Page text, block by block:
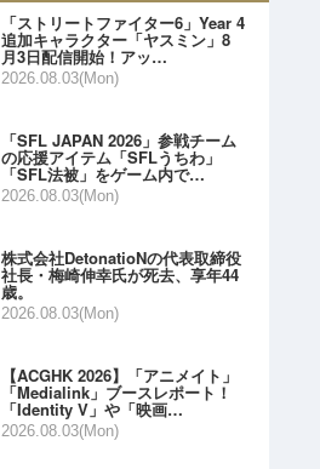
「ストリートファイター6」Year 4
追加キャラクター「ヤスミン」8
月3日配信開始！アッ…
2026.08.03(Mon)
「SFL JAPAN 2026」参戦チーム
の応援アイテム「SFLうちわ」
「SFL法被」をゲーム内で…
2026.08.03(Mon)
株式会社DetonatioNの代表取締役
社長・梅崎伸幸氏が死去、享年44
歳。
2026.08.03(Mon)
【ACGHK 2026】「アニメイト」
「Medialink」ブースレポート！
「Identity V」や「映画…
2026.08.03(Mon)